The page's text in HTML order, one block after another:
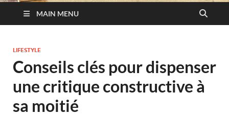
MAIN MENU
LIFESTYLE
Conseils clés pour dispenser
une critique constructive à
sa moitié